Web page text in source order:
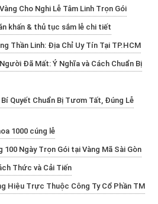
Cho Nghi Lễ Tâm Linh Trọn Gói
khấn & thủ tục sắm lễ chi tiết
Thần Linh: Địa Chỉ Uy Tín Tại TP.HCM
Đã Mất: Ý Nghĩa và Cách Chuẩn Bị
Quyết Chuẩn Bị Tươm Tất, Đúng Lễ
1000 cúng lễ
100 Ngày Trọn Gói tại Vàng Mã Sài Gòn
Thức và Cải Tiến
Hiệu Trực Thuộc Công Ty Cổ Phần TM